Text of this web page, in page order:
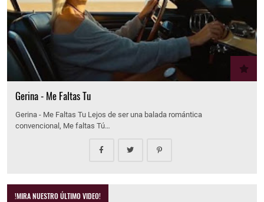
Gerina - Me Faltas Tu
Gerina - Me Faltas Tu Lejos de ser una balada romántica
convencional, Me faltas Tú…
!MIRA NUESTRO ÚLTIMO VIDEO!